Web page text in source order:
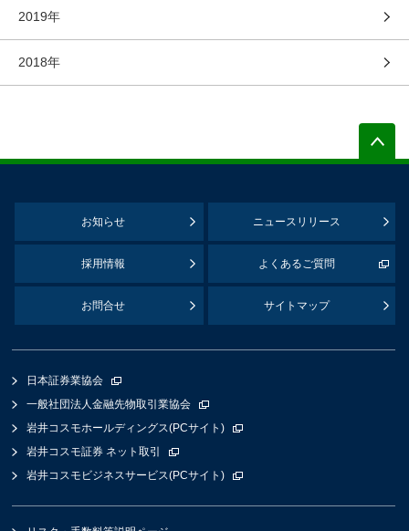
2019年
2018年
お知らせ ニュースリリース
採用情報 よくあるご質問
お問合せ サイトマップ
日本証券業協会
一般社団法人金融先物取引業協会
岩井コスモホールディングス(PCサイト)
岩井コスモ証券 ネット取引
岩井コスモビジネスサービス(PCサイト)